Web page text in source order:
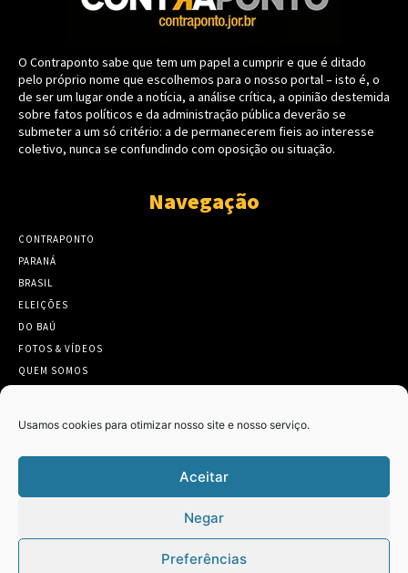
Usamos cookies para otimizar nosso site e nosso serviço.
Aceitar
Negar
Preferências
O Contraponto sabe que tem um papel a cumprir e que é ditado
pelo próprio nome que escolhemos para o nosso portal – isto é, o
de ser um lugar onde a notícia, a análise crítica, a opinião destemida
sobre fatos políticos e da administração pública deverão se
submeter a um só critério: a de permanecerem fieis ao interesse
coletivo, nunca se confundindo com oposição ou situação.
Navegação
CONTRAPONTO
PARANÁ
BRASIL
ELEIÇÕES
DO BAÚ
FOTOS & VÍDEOS
QUEM SOMOS
Twitter
Tweets by Contraponto_jor
Clique para aceitar os cookies marketing
e ativar este conteúdo